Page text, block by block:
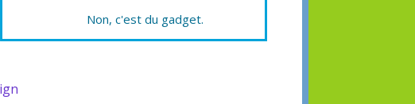
Non, c'est du gadget.